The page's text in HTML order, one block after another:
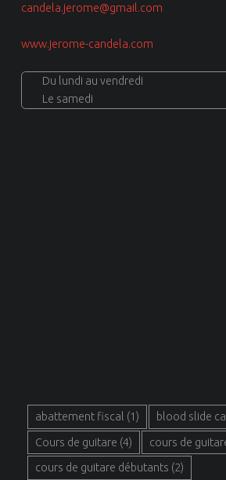
candela.jerome@gmail.com
www.jerome-candela.com
Du lundi au vendredi
Le samedi
abattement fiscal (1) blood slide
Cours de guitare (4) cours de
cours de guitare débutants (2)